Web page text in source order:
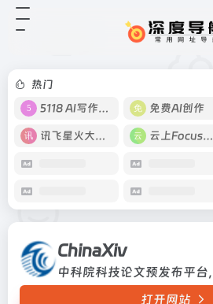
热门
5118 AI写作工具
免费AI创作
讯飞星火大模型 云上Focus接码
ChinaXiv
打开网站
学领域的中国科研论文开放仓储库